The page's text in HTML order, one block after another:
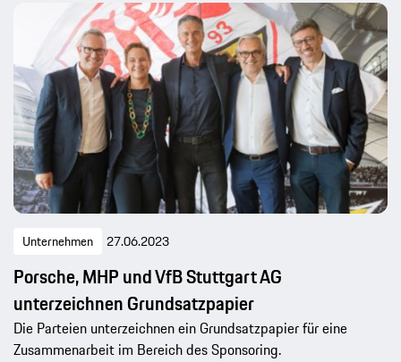
Unternehmen 27.06.2023
Porsche, MHP und VfB Stuttgart AG
unterzeichnen Grundsatzpapier
Die Parteien unterzeichnen ein Grundsatzpapier für eine
Zusammenarbeit im Bereich des Sponsoring.